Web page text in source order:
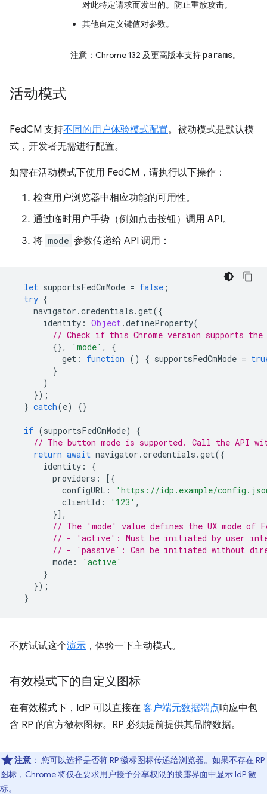
对此特定请求而发出的。防止重放攻击。
其他自定义键值对参数。
注意：Chrome 132 及更高版本支持 params。
活动模式
FedCM 支持不同的用户体验模式配置。被动模式是默认模
式，开发者无需进行配置。
如需在活动模式下使用 FedCM，请执行以下操作：
检查用户浏览器中相应功能的可用性。
通过临时用户手势（例如点击按钮）调用 API。
将 mode 参数传递给 API 调用：
let supportsFedCmMode = false ;
try {
navigator .credentials .get({
identity : Object .defineProperty(
// Check if this Chrome version supports the
{},
'mode' ,
{
get : function () { supportsFedCmMode =
}
)
});
} catch(e) {}
if (supportsFedCmMode)
{
// The button mode is supported. Call the API
return await navigator .credentials .get({
identity :
{
providers :
[{
configURL :
'https://idp.example/
clientId : '123' ,
}],
// The 'mode' value defines the UX mode of
// - 'active': Must be initiated by user
// - 'passive': Can be initiated without
mode :
'active'
}
});
}
不妨试试这个演示 ，体验一下主动模式。
有效模式下的自定义图标
在有效模式下，IdP 可以直接在 客户端元数据端点响应中包
含 RP 的官方徽标图标。RP 必须提前提供其品牌数据。
注意 ： 您可以选择是否将 RP 徽标图标传递给浏览器。如果不存在 RP
图标，Chrome 将仅在要求用户授予分享权限的披露界面中显示 IdP 徽
标。